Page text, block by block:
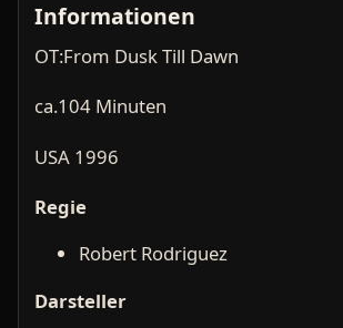
Informationen
OT:From Dusk Till Dawn
ca.104 Minuten
USA 1996
Regie
Robert Rodriguez
Darsteller